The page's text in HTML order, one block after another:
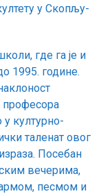
у Скопљy-
где га је и
1995. године.
професора
у културно-
таленат овог
Посебан
вечерима,
песмом и